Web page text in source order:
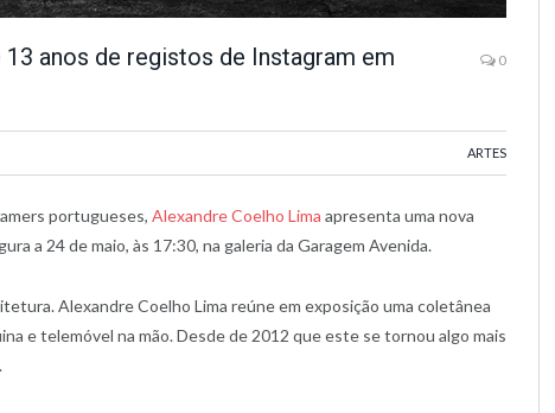
anos de registos de Instagram em
0
ARTES
portugueses, Alexandre Coelho Lima apresenta uma nova
a 24 de maio, às 17:30, na galeria da Garagem Avenida.
Alexandre Coelho Lima reúne em exposição uma coletânea
e telemóvel na mão. Desde de 2012 que este se tornou algo mais